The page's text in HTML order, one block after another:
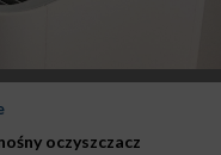
oczyszczacz